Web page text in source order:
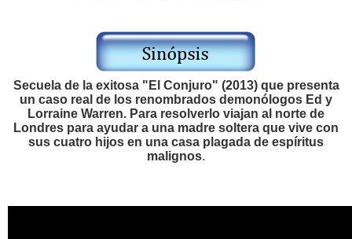
Video Type: NTSC
Aspect Ratio: 16:9
Audio Information:
Languages: English , Spanish
Subtitles: English , Spanish
Secuela de la exitosa "El Conjuro" (2013) que presenta
un caso real de los renombrados demonólogos Ed y
Lorraine Warren. Para resolverlo viajan al norte de
Londres para ayudar a una madre soltera que vive con
sus cuatro hijos en una casa plagada de espíritus
malignos.